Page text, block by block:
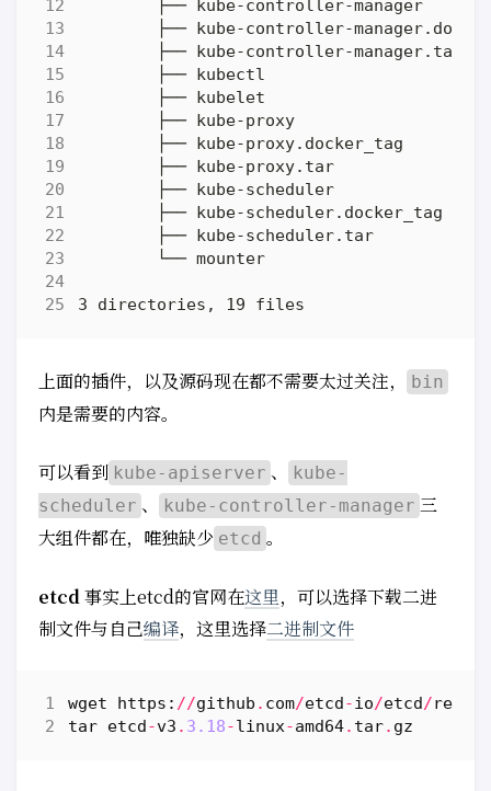
上面的插件，以及源码现在都不需要太过关注， bin
内是需要的内容。
可以看到 kube-apiserver 、
kube-
scheduler 、 kube-controller-manager 三
大组件都在，唯独缺少 etcd 。
etcd事实上etcd的官网在这里，可以选择下载二进
制文件与自己编译，这里选择二进制文件
wget https : //github . com/etcd-io/etcd/
tar etcd-v3 . 3.18-linux-amd64. tar. gz